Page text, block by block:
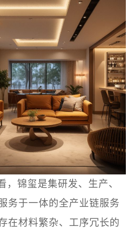
，锦玺是集研发、生产、
务于一体的全产业链服务
在材料繁杂、工序冗长的